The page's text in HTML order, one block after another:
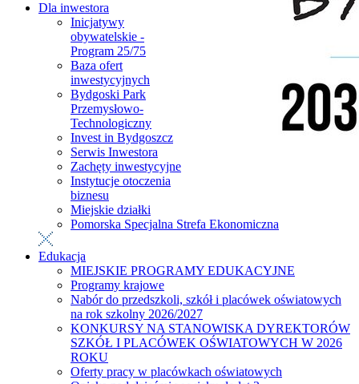
Dla inwestora
Inicjatywy
obywatelskie -
Program 25/75
Baza ofert
inwestycyjnych
Bydgoski Park
Przemysłowo-
Technologiczny
Invest in Bydgoszcz
Serwis Inwestora
Zachęty inwestycyjne
Instytucje otoczenia
biznesu
Miejskie działki
Pomorska Specjalna Strefa Ekonomiczna
Edukacja
MIEJSKIE PROGRAMY EDUKACYJNE
Programy krajowe
Nabór do przedszkoli, szkół i placówek oświatowych
na rok szkolny 2026/2027
KONKURSY NA STANOWISKA DYREKTORÓW
SZKÓŁ I PLACÓWEK OŚWIATOWYCH W 2026
ROKU
Oferty pracy w placówkach oświatowych